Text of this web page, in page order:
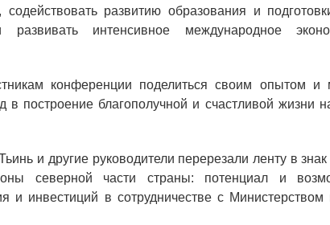
развитию образования и
интенсивное международное
конференции поделиться своим опытом и
построение благополучной и счастливой жизни
и другие руководители перерезали ленту в знак
северной части страны: потенциал и
и инвестиций в сотрудничестве с Министерством